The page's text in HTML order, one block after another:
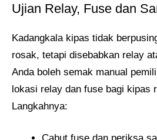
Ujian Relay, Fuse dan
Kadangkala kipas tidak
rosak, tetapi disebabkan relay
Anda boleh semak manual
lokasi relay dan fuse bagi kipas
Langkahnya: